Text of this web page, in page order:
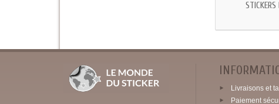
STICKERS
Livraisons et
Paiement